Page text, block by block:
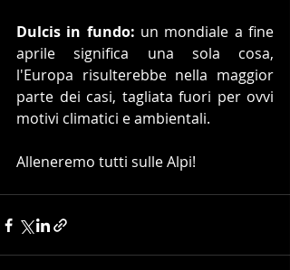
Dulcis in fundo: un mondiale a fine
aprile significa una sola cosa,
l'Europa risulterebbe nella maggior
parte dei casi, tagliata fuori per ovvi
motivi climatici e ambientali.
Alleneremo tutti sulle Alpi!